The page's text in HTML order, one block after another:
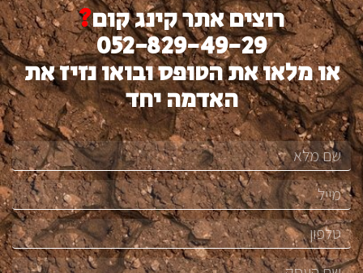
רוצים אתר קינג קום?
052-829-49-29
או מלאו את הטופס ובואו נזיז את
האדמה יחד